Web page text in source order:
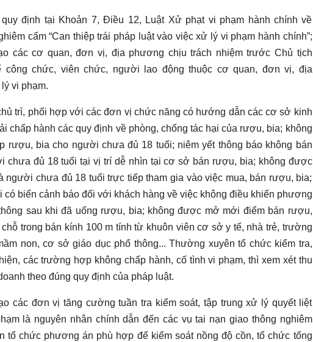
định tại Khoản 7, Điều 12, Luật Xử phạt vi phạm hành chính về
cấm “Can thiệp trái pháp luật vào việc xử lý vi phạm hành chính”;
các cơ quan, đơn vị, địa phương chịu trách nhiệm trước Chủ tịch
công chức, viên chức, người lao động thuộc cơ quan, đơn vị, địa
vi phạm.
trì, phối hợp với các đơn vị chức năng có hướng dẫn các cơ sở kinh
chấp hành các quy định về phòng, chống tác hại của rượu, bia; không
rượu, bia cho người chưa đủ 18 tuổi; niêm yết thông báo không bán
chưa đủ 18 tuổi tại vị trí dễ nhìn tại cơ sở bán rượu, bia; không được
người chưa đủ 18 tuổi trực tiếp tham gia vào việc mua, bán rượu, bia;
có biển cảnh báo đối với khách hàng về việc không điều khiển phương
sau khi đã uống rượu, bia; không được mở mới điểm bán rượu,
chỗ trong bán kính 100 m tính từ khuôn viên cơ sở y tế, nhà trẻ, trường
non, cơ sở giáo dục phổ thông... Thường xuyên tổ chức kiểm tra,
các trường hợp không chấp hành, cố tình vi phạm, thì xem xét thu
theo đúng quy định của pháp luật.
các đơn vị tăng cường tuần tra kiểm soát, tập trung xử lý quyết liệt
là nguyên nhân chính dẫn đến các vụ tai nạn giao thông nghiêm
tổ chức phương án phù hợp để kiểm soát nồng độ cồn, tổ chức tổng